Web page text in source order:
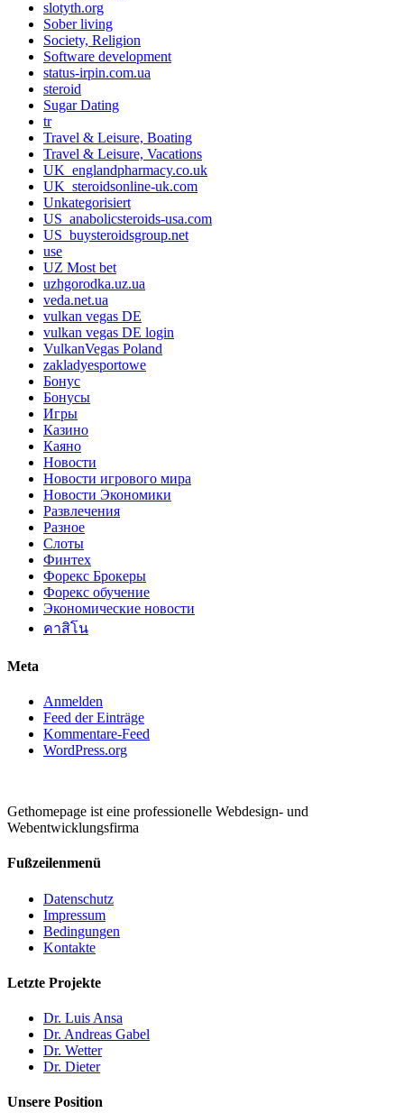
slotyth.org
Sober living
Society, Religion
Software development
status-irpin.com.ua
steroid
Sugar Dating
tr
Travel & Leisure, Boating
Travel & Leisure, Vacations
UK_englandpharmacy.co.uk
UK_steroidsonline-uk.com
Unkategorisiert
US_anabolicsteroids-usa.com
US_buysteroidsgroup.net
use
UZ Most bet
uzhgorodka.uz.ua
veda.net.ua
vulkan vegas DE
vulkan vegas DE login
VulkanVegas Poland
zakladyesportowe
Бонус
Бонусы
Игры
Казино
Каяно
Новости
Новости игрового мира
Новости Экономики
Развлечения
Разное
Слоты
Финтех
Форекс Брокеры
Форекс обучение
Экономические новости
คาสิโน
Meta
Anmelden
Feed der Einträge
Kommentare-Feed
WordPress.org
Gethomepage ist eine professionelle Webdesign- und
Webentwicklungsfirma
Fußzeilenmenü
Datenschutz
Impressum
Bedingungen
Kontakte
Letzte Projekte
Dr. Luis Ansa
Dr. Andreas Gabel
Dr. Wetter
Dr. Dieter
Unsere Position